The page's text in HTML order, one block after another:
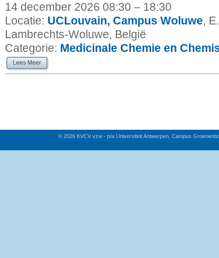
14 december 2026 08:30 – 18:30
Locatie: UCLouvain, Campus Woluwe,
Lambrechts-Woluwe, België
Categorie: Medicinale Chemie en
Lees Meer
© 2026 KVCV vzw - p/a Universiteit Antwerpen, Campus